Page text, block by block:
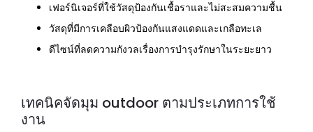
เฟอร์นิเจอร์ที่ใช้วัสดุป้องกันเชื้อราและไม่สะสมความชื้น
วัสดุที่มีการเคลือบผิวป้องกันแสงแดดและเกลือทะเล
ดีไซน์ที่ลดความกังวลเรื่องการบำรุงรักษาในระยะยาว
เทคนิคจัดมุม outdoor ตามประเภทการใช้
งาน